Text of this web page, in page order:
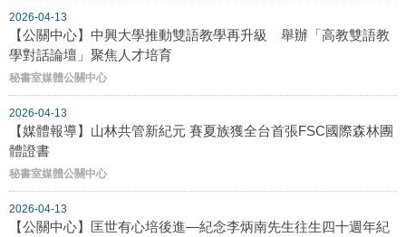
2026-04-13
【公關中心】中興大學推動雙語教學再升級 舉辦「高教雙語教
學對話論壇」聚焦人才培育
秘書室媒體公關中心
2026-04-13
【媒體報導】山林共管新紀元 賽夏族獲全台首張FSC國際森林團
體證書
秘書室媒體公關中心
2026-04-13
【公關中心】匡世有心培後進―紀念李炳南先生往生四十週年紀